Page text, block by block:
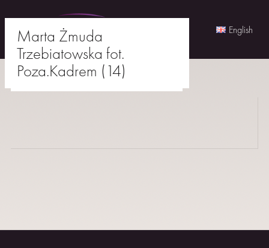
AKTORKI
WSPÓŁPRACA
English
content
agencjabumerang@gmail.com
Marta Żmuda
Trzebiatowska fot.
Poza.Kadrem (14)